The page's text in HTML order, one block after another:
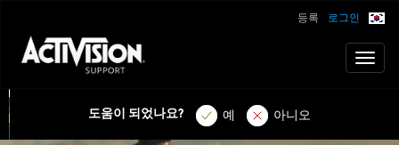
로그인
등록
도움이 되었나요? 예 아니오